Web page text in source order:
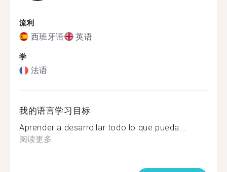
流利
西班牙语 英语
学
法语
我的语言学习目标
Aprender a desarrollar todo lo que pueda...
阅读更多